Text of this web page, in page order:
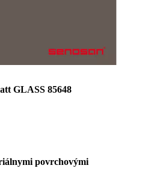
GLASS 85648
povrchovými